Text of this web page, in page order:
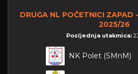
DRUGA NL POČETNICI ZAPAD
2025/26
Posljednja utakmica:
NK Polet (SMnM)